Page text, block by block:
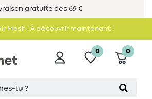
gratuite dès 69 €
Mesh ! À découvrir maintenant !
0 0